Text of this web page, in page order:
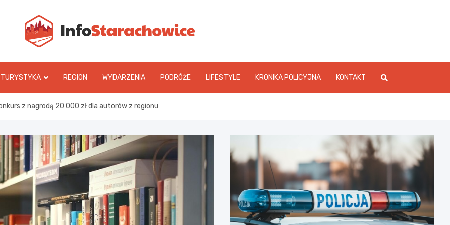
TURYSTYKA REGION WYDARZENIA PODRÓŻE LIFESTYLE KRONIKA POLICYJNA KONTAKT
z nagrodą 20 000 zł dla autorów z regionu